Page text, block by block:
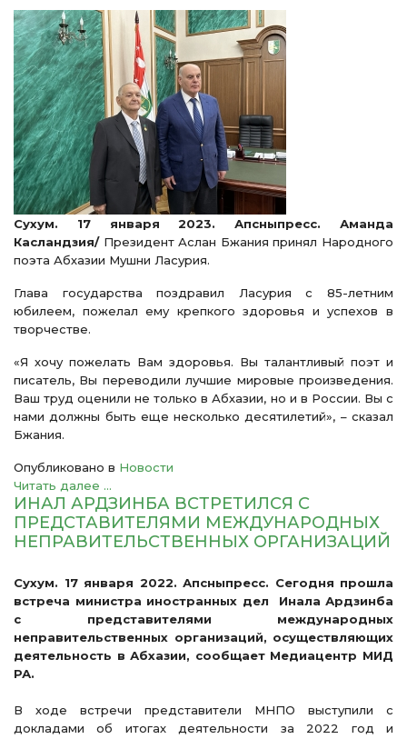
Сухум. 17 января 2023. Апсныпресс. Аманда
Касландзия/ Президент Аслан Бжания принял Народного
поэта Абхазии Мушни Ласурия.
Глава государства поздравил Ласурия с 85-летним
юбилеем, пожелал ему крепкого здоровья и успехов в
творчестве.
«Я хочу пожелать Вам здоровья. Вы талантливый поэт и
писатель, Вы переводили лучшие мировые произведения.
Ваш труд оценили не только в Абхазии, но и в России. Вы с
нами должны быть еще несколько десятилетий», – сказал
Бжания.
Опубликовано в Новости
Читать далее ...
ИНАЛ АРДЗИНБА ВСТРЕТИЛСЯ С
ПРЕДСТАВИТЕЛЯМИ МЕЖДУНАРОДНЫХ
НЕПРАВИТЕЛЬСТВЕННЫХ ОРГАНИЗАЦИЙ
Сухум. 17 января 2022. Апсныпресс. Сегодня прошла
встреча министра иностранных дел Инала Ардзинба
с представителями международных
неправительственных организаций, осуществляющих
деятельность в Абхазии, сообщает Медиацентр МИД
РА.
В ходе встречи представители МНПО выступили с
докладами об итогах деятельности за 2022 год и